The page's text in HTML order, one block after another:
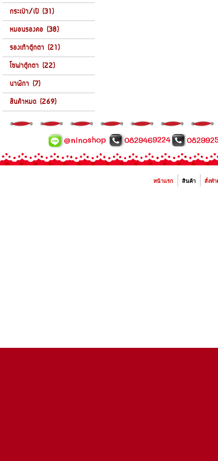
กระเป๋า/เป้ (31)
หมอนรองคอ (38)
รองเท้าตุ๊กตา (21)
โซฟาตุ๊กตา (22)
นาฬิกา (7)
สินค้าหมด (269)
หน้าแรก สินค้า สั่งท